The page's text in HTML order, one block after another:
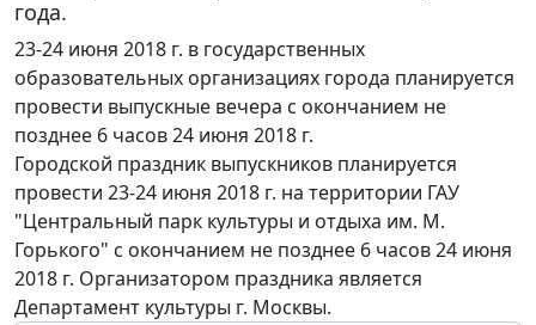
года.
23-24 июня 2018 г. в государственных
образовательных организациях города планируется
провести выпускные вечера с окончанием не
позднее 6 часов 24 июня 2018 г.
Городской праздник выпускников планируется
провести 23-24 июня 2018 г. на территории ГАУ
"Центральный парк культуры и отдыха им. М.
Горького" с окончанием не позднее 6 часов 24 июня
2018 г. Организатором праздника является
Департамент культуры г. Москвы.